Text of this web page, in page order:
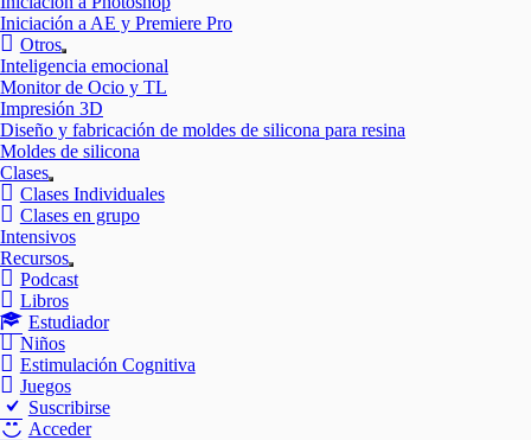
Iniciación a AE y Premiere Pro
Otros
Mostrar
el
submenú
Inteligencia emocional
Monitor de Ocio y TL
Impresión 3D
Diseño y fabricación de moldes de silicona para resina
Moldes de silicona
Clases
Mostrar
el
submenú
Clases Individuales
Clases en grupo
Intensivos
Recursos
Mostrar
el
Podcast
Libros
Estudiador
Niños
Estimulación Cognitiva
Juegos
Suscribirse
Acceder